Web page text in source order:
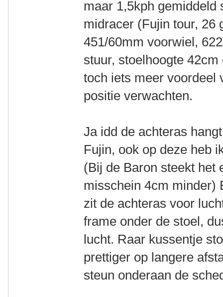
maar 1,5kph
midracer (Fujin tour, 26
451/60mm voorwiel,
stuur, stoelhoogte
toch iets meer voordeel
positie verwachten.
Ja idd de achteras
Fujin, ook op deze heb
(Bij de Baron steekt het
misschein 4cm minder)
zit de achteras voor
frame onder de stoel,
lucht. Raar kussentje
prettiger op langere
steun onderaan de